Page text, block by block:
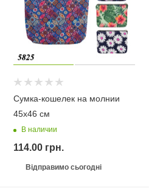
Сумка-кошелек на молнии
45х46 см
В наличии
114.00 грн.
Відправимо сьогодні